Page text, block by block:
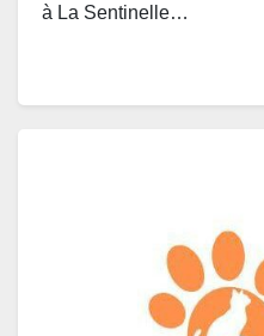
à La Sentinelle…